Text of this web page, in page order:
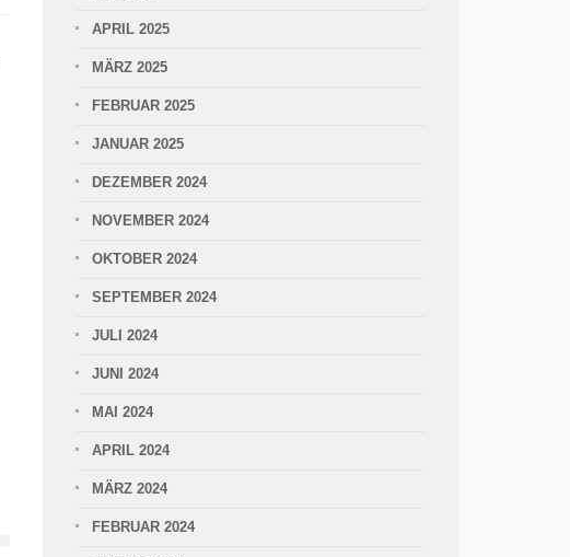
APRIL 2025
MÄRZ 2025
FEBRUAR 2025
JANUAR 2025
DEZEMBER 2024
NOVEMBER 2024
OKTOBER 2024
SEPTEMBER 2024
JULI 2024
JUNI 2024
MAI 2024
APRIL 2024
MÄRZ 2024
FEBRUAR 2024